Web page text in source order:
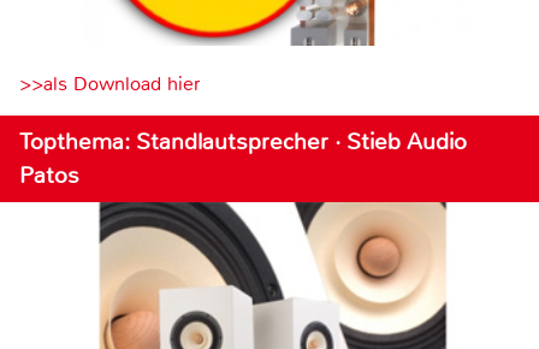
>>als Download hier
Topthema: Standlautsprecher · Stieb Audio
Patos